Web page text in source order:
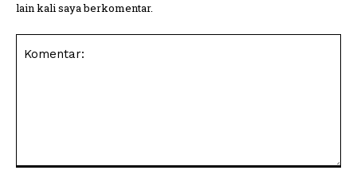
lain kali saya berkomentar.